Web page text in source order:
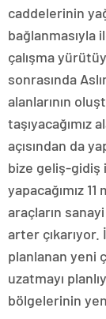
caddelerinin
bağlanmasıyla
çalışma
sonrasında
alanlarının
taşıyacağımız
açısından da
bize geliş-
yapacağımız
araçların
arter çıkarıyor.
planlanan yeni
uzatmayı
bölgelerinin